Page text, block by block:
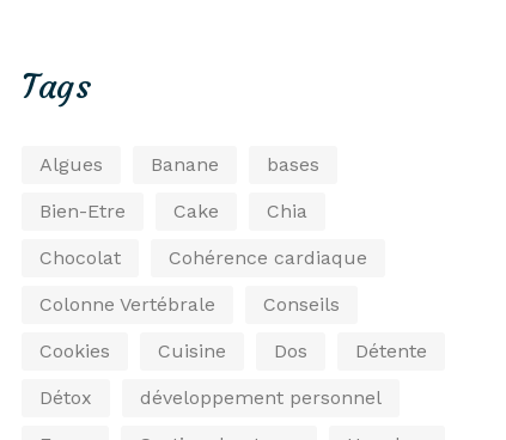
Tags
Algues Banane bases
Bien-Etre Cake Chia
Chocolat Cohérence cardiaque
Colonne Vertébrale Conseils
Cookies Cuisine Dos Détente
Détox développement personnel